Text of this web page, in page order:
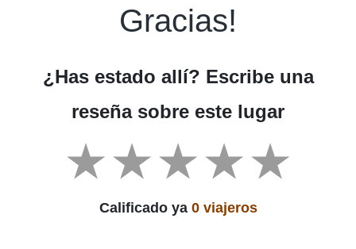
Gracias!
¿Has estado allí? Escribe una
reseña sobre este lugar
Calificado ya 0 viajeros